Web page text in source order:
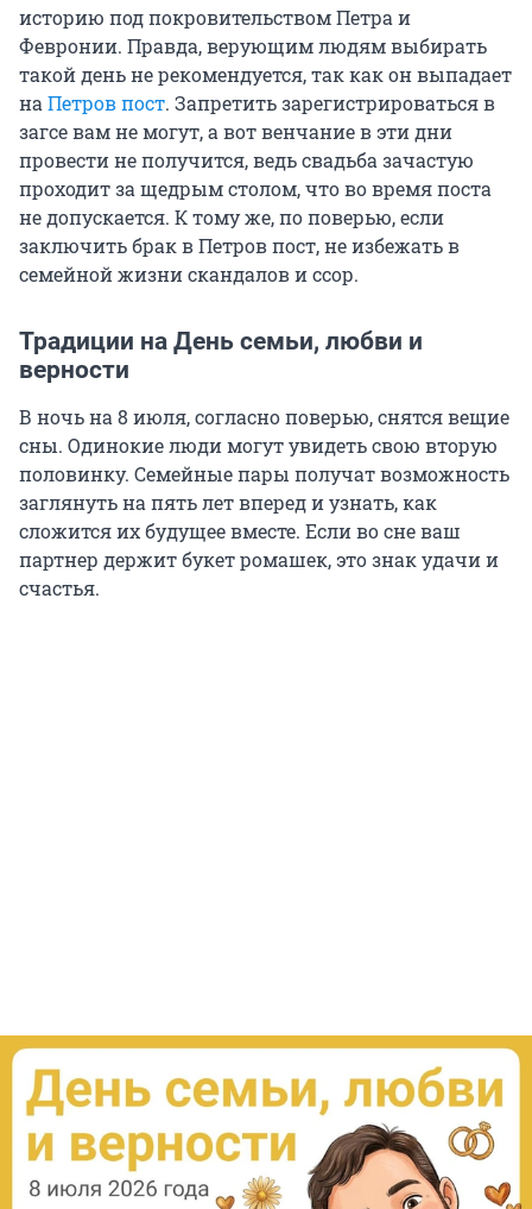
историю под покровительством Петра и
Февронии. Правда, верующим людям выбирать
такой день не рекомендуется, так как он выпадает
наПетров пост. Запретить зарегистрироваться в
загсе вам не могут, а вот венчание в эти дни
провести не получится, ведь свадьба зачастую
проходит за щедрым столом, что во время поста
не допускается. К тому же, по поверью, если
заключить брак в Петров пост, не избежать в
семейной жизни скандалов и ссор.
Традиции на День семьи, любви и
верности
В ночь на 8 июля, согласно поверью, снятся вещие
сны. Одинокие люди могут увидеть свою вторую
половинку. Семейные пары получат возможность
заглянуть на пять лет вперед и узнать, как
сложится их будущее вместе. Если во сне ваш
партнер держит букет ромашек, это знак удачи и
счастья.